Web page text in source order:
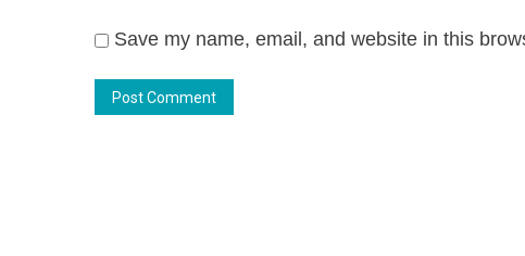
Save my name, email, and website in this